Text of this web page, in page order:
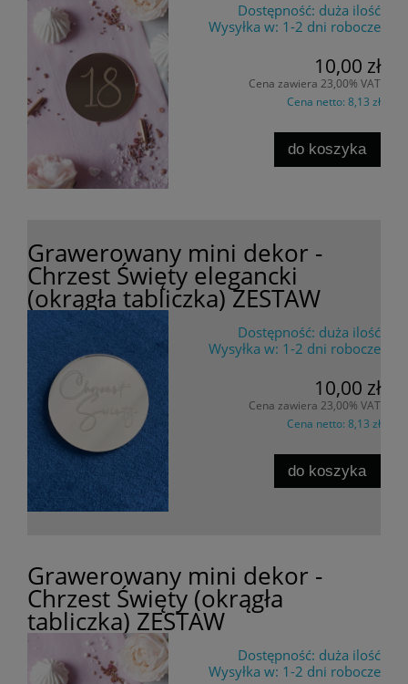
Dostępność: duża ilość
Wysyłka w: 1-2 dni robocze
10,00 zł
Cena zawiera 23,00% VAT
Cena netto: 8,13 zł
do koszyka
Grawerowany mini dekor -
Chrzest Święty elegancki
(okrągła tabliczka) ZESTAW
Dostępność: duża ilość
Wysyłka w: 1-2 dni robocze
10,00 zł
Cena zawiera 23,00% VAT
Cena netto: 8,13 zł
do koszyka
Grawerowany mini dekor -
Chrzest Święty (okrągła
tabliczka) ZESTAW
Dostępność: duża ilość
Wysyłka w: 1-2 dni robocze